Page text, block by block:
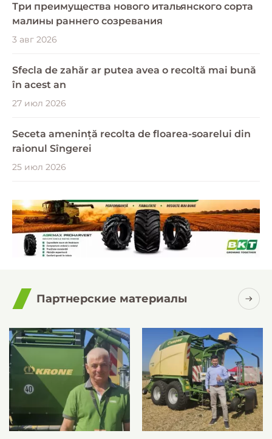
Три преимущества нового итальянского сорта
малины раннего созревания
3 авг 2026
Sfecla de zahăr ar putea avea o recoltă mai bună
în acest an
27 июл 2026
Seceta amenință recolta de floarea-soarelui din
raionul Sîngerei
25 июл 2026
Партнерские материалы